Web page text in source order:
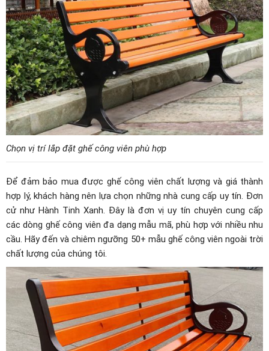
Chọn vị trí lắp đặt ghế công viên phù hợp
Để đảm bảo mua được ghế công viên chất lượng và giá thành
hợp lý, khách hàng nên lựa chọn những nhà cung cấp uy tín. Đơn
cử như Hành Tinh Xanh. Đây là đơn vị uy tín chuyên cung cấp
các dòng ghế công viên đa dạng mẫu mã, phù hợp với nhiều nhu
cầu. Hãy đến và chiêm ngưỡng 50+ mẫu ghế công viên ngoài trời
chất lượng của chúng tôi.